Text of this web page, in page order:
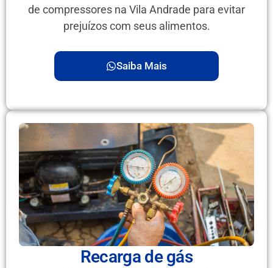
de compressores na Vila Andrade para evitar
prejuízos com seus alimentos.
Saiba Mais
Recarga de gás